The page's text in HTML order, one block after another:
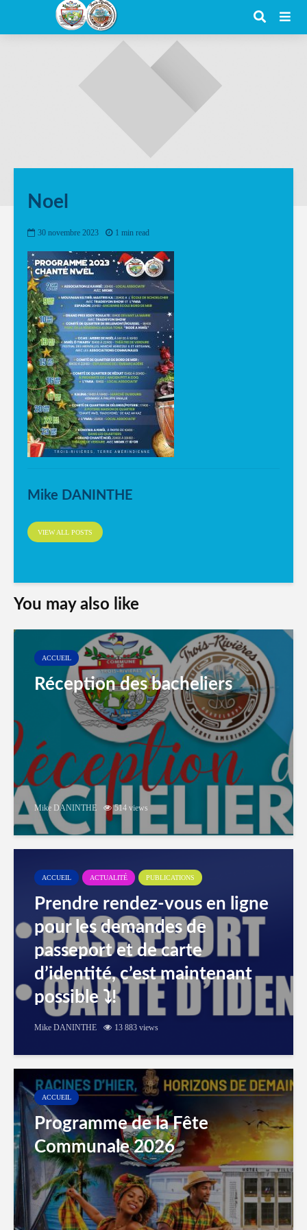
Noel
30 novembre 2023 1 min read
Mike DANINTHE
VIEW ALL POSTS
You may also like
ACCUEIL
Réception des bacheliers
Mike DANINTHE 514 views
ACCUEIL ACTUALITÉ PUBLICATIONS
Prendre rendez-vous en ligne
pour les demandes de
passeport et de carte
d’identité, c’est maintenant
possible ⤵️!
Mike DANINTHE 13 883 views
ACCUEIL
Programme de la Fête
Communale 2026